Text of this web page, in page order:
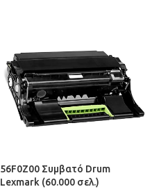
56F0Z00 Συμβατό Drum
Lexmark (60.000 σελ.)